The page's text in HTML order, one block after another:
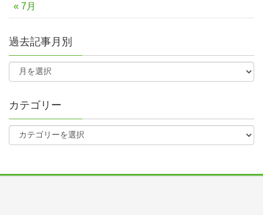
« 7月
過去記事月別
カテゴリー